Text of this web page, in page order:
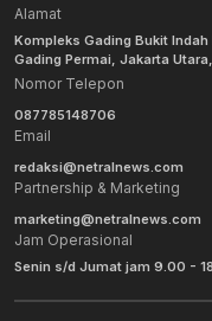
Alamat
Kompleks Gading Bukit Indah
Gading Permai, Jakarta
Nomor Telepon
087785148706
Email
redaksi@netralnews.com
Partnership & Marketing
marketing@netralnews.com
Jam Operasional
Senin s/d Jumat jam 9.00 -